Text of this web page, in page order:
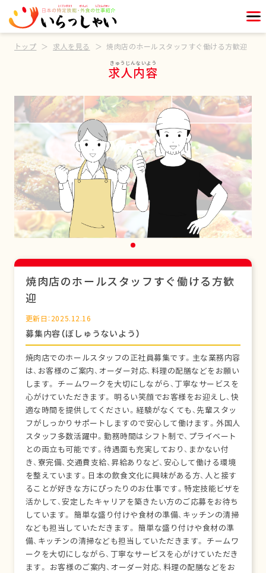
トップ 求人を見る 焼肉店のホールスタッフすぐ働ける方歓迎
求人内容
焼肉店のホールスタッフすぐ働ける方歓
迎
更新日：2025.12.16
募集内容（ぼしゅうないよう）
焼肉店でのホールスタッフの正社員募集です。主な業務内容
は、お客様のご案内、オーダー対応、料理の配膳などをお願い
します。 チームワークを大切にしながら、丁寧なサービスを
心がけていただきます。 明るい笑顔でお客様をお迎えし、快
適な時間を提供してください。経験がなくても、先輩スタッ
フがしっかりサポートしますので安心して働けます。外国人
スタッフ多数活躍中。勤務時間はシフト制で、プライベート
との両立も可能です。待遇面も充実しており、まかない付
き、寮完備、交通費支給、昇給ありなど、安心して働ける環境
を整えています。日本の飲食文化に興味がある方、人と接す
ることが好きな方にぴったりのお仕事です。特定技能ビザを
活かして、安定したキャリアを築きたい方のご応募をお待ち
しています。 簡単な盛り付けや食材の準備、キッチンの清掃
なども担当していただきます。 簡単な盛り付けや食材の準
備、キッチンの清掃なども担当していただきます。 チームワ
ークを大切にしながら、丁寧なサービスを心がけていただき
ます。 お客様のご案内、オーダー対応、料理の配膳などをお